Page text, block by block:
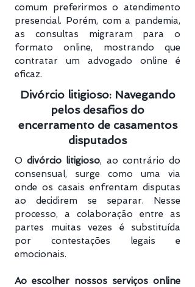
comum preferirmos o atendimento
presencial. Porém, com a pandemia,
as consultas migraram para o
formato online, mostrando que
contratar um advogado online é
eficaz.
Divórcio litigioso: Navegando
pelos desafios do
encerramento de casamentos
disputados
Odivórcio litigioso, ao contrário do
consensual, surge como uma via
onde os casais enfrentam disputas
ao decidirem se separar. Nesse
processo, a colaboração entre as
partes muitas vezes é substituída
por contestações legais e
emocionais.
Ao escolher nossos serviços online